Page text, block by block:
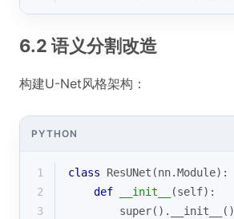
6.2 语义分割改造
构建U-Net风格架构：
PYTHON
1 class ResUNet (nn.Module):
2
def __init__ (self):
3
super().__init__()